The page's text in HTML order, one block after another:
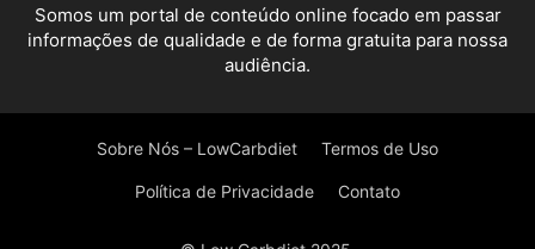
Somos um portal de conteúdo online focado em passar
informações de qualidade e de forma gratuita para nossa
audiência.
Sobre Nós – LowCarbdiet Termos de Uso
Política de Privacidade Contato